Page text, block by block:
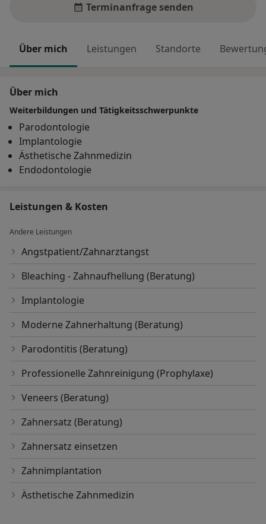
Terminanfrage senden
Über mich Leistungen Standorte
Über mich
Weiterbildungen und Tätigkeitsschwerpunkte
Parodontologie
Implantologie
Ästhetische Zahnmedizin
Endodontologie
Leistungen & Kosten
Andere Leistungen
Angstpatient/Zahnarztangst
Bleaching - Zahnaufhellung (Beratung)
Implantologie
Moderne Zahnerhaltung (Beratung)
Parodontitis (Beratung)
Professionelle Zahnreinigung (Prophylaxe)
Veneers (Beratung)
Zahnersatz (Beratung)
Zahnersatz einsetzen
Zahnimplantation
Ästhetische Zahnmedizin